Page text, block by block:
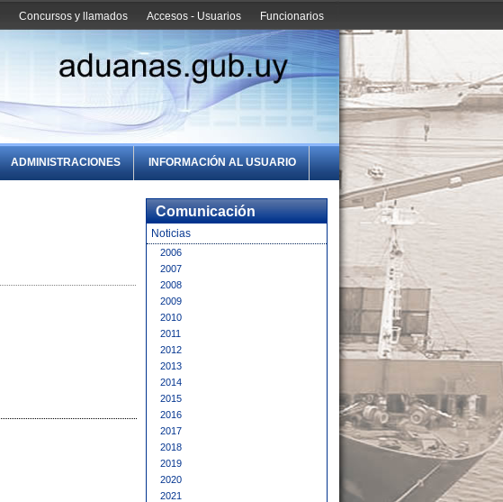
Funcionarios
Accesos - Usuarios
Concursos y llamados
ADMINISTRACIONES INFORMACIÓN AL USUARIO
Comunicación
Noticias
2006
2007
2008
2009
2010
2011
2012
2013
2014
2015
2016
2017
2018
2019
2020
2021